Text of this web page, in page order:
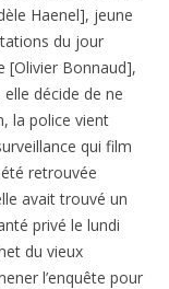
Haenel], jeune
du jour
[Olivier Bonnaud],
décide de ne
la police vient
qui film
retrouvée
avait trouvé un
privé le lundi
du vieux
l’enquête pour